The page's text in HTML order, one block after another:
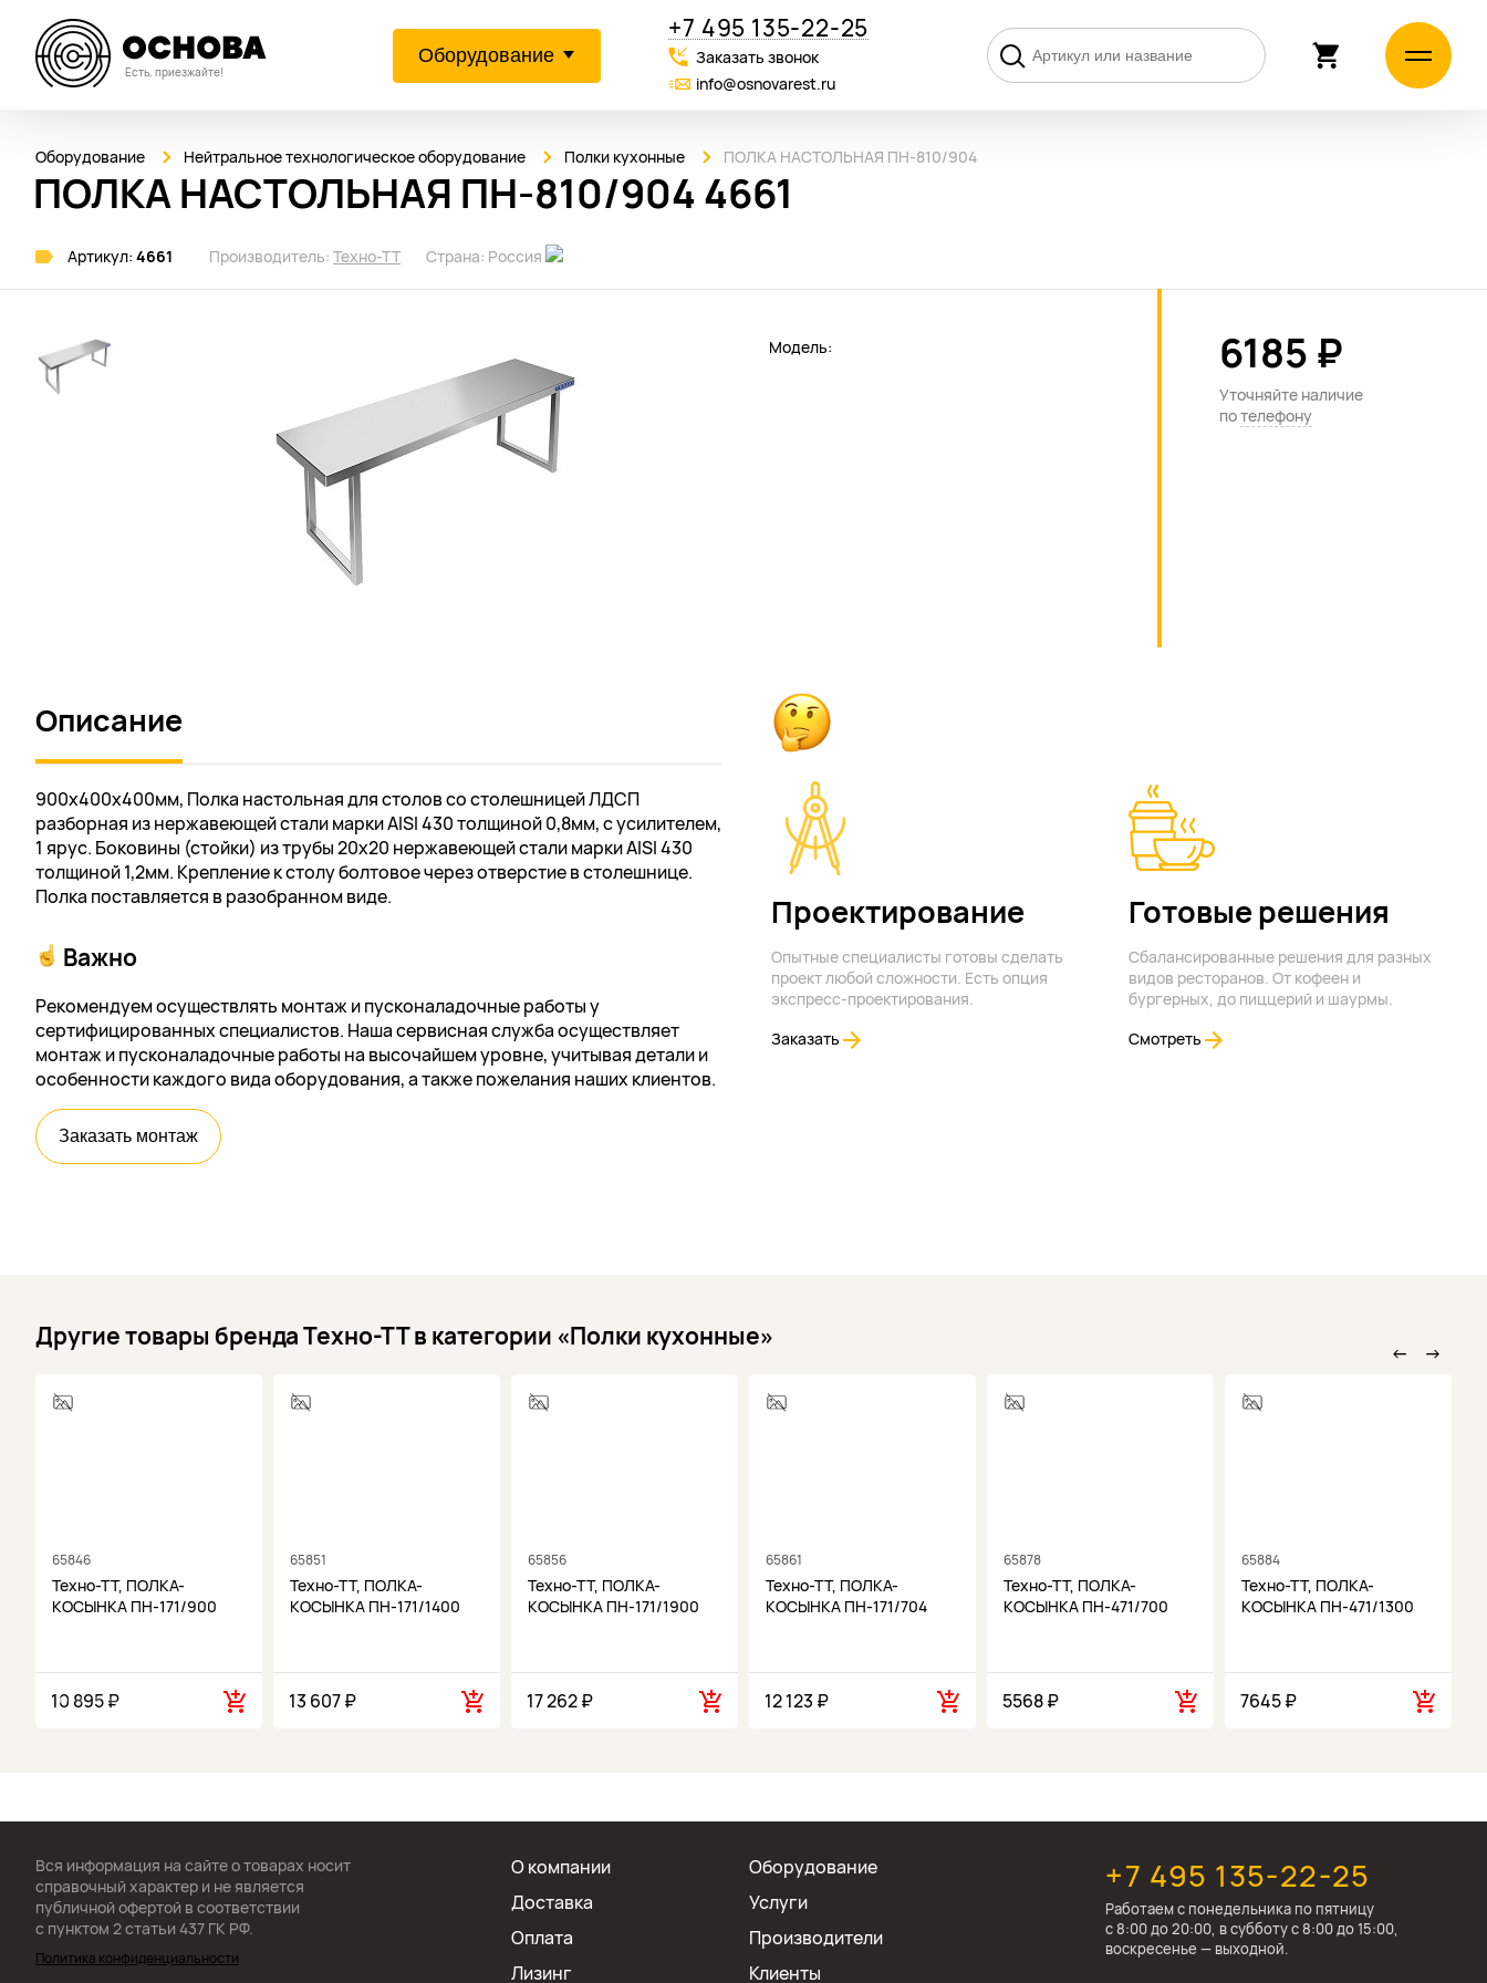
Есть, приезжайте!
Оборудование
+7 495 135-22-25
Заказать звонок
info@osnovarest.ru
Оборудование Нейтральное технологическое оборудование Полки кухонные ПОЛКА НАСТОЛЬНАЯ ПН-810/904
ПОЛКА НАСТОЛЬНАЯ ПН-810/904 4661
Артикул: 4661 Производитель: Техно-ТТ Страна: Россия
Модель: 6185 ₽
Уточняйте наличие
потелефону
Описание
900х400х400мм, Полка настольная для столов со столешницей ЛДСП
разборная из нержавеющей стали марки AISI 430 толщиной 0,8мм, с усилителем,
1 ярус. Боковины (стойки) из трубы 20х20 нержавеющей стали марки AISI 430
толщиной 1,2мм. Крепление к столу болтовое через отверстие в столешнице.
Полка поставляется в разобранном виде.
Важно
Рекомендуем осуществлять монтаж и пусконаладочные работы у
сертифицированных специалистов. Наша сервисная служба осуществляет
монтаж и пусконаладочные работы на высочайшем уровне, учитывая детали и
особенности каждого вида оборудования, а также пожелания наших клиентов.
Заказать монтаж
Проектирование
Опытные специалисты готовы сделать
проект любой сложности. Есть опция
экспресс-проектирования.
Заказать
Готовые решения
Сбалансированные решения для разных
видов ресторанов. От кофеен и
бургерных, до пиццерий и шаурмы.
Смотреть
Другие товары бренда Техно-ТТ в категории «Полки кухонные»
←
65846
Техно-ТТ, ПОЛКА-
КОСЫНКА ПН-171/900
10 895 ₽
65851
Техно-ТТ, ПОЛКА-
КОСЫНКА ПН-171/1400
13 607 ₽
65856
Техно-ТТ, ПОЛКА-
КОСЫНКА ПН-171/1900
17 262 ₽
65861
Техно-ТТ, ПОЛКА-
КОСЫНКА ПН-171/704
12 123 ₽
65878
Техно-ТТ, ПОЛКА-
КОСЫНКА ПН-471/700
5568 ₽
65884
Техно-ТТ, ПОЛКА-
КОСЫНКА ПН-471/1300
7645 ₽
→
Вся информация на сайте о товарах носит
справочный характер и не является
публичной офертой в соответствии
с пунктом 2 статьи 437 ГК РФ.
Политика конфиденциальности
О компании
Доставка
Оплата
Лизинг
Оборудование
Услуги
Производители
Клиенты
+7 495 135-22-25
Работаем c понедельника по пятницу
с 8:00 до 20:00, в субботу с 8:00 до 15:00,
воскресенье — выходной.